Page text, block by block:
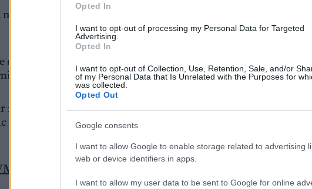
Opted In
I want to opt-out of processing my Personal Data for Targeted
Advertising.
Opted In
I want to opt-out of Collection, Use, Retention, Sale, and/or
of my Personal Data that Is Unrelated with the Purposes for
was collected.
Opted Out
Google consents
I want to allow Google to enable storage related to advertising
web or device identifiers in apps.
I want to allow my user data to be sent to Google for online
stafetten sammen med Johannes Thingnes Bø, som var
øvelsene i VM i skiskyting, bommer skiskytterkongen fem
nummer 20, og nummer fire av de norske. Han er i mål
Perrot.
– Åpenbart altfor dårlig